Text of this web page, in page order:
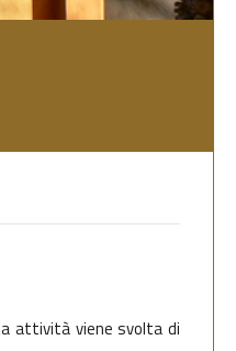
attività viene svolta di